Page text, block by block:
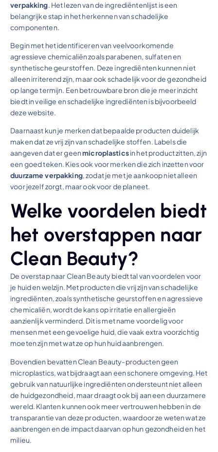
verpakking. Het lezen van de ingrediëntenlijst is een
belangrijke stap in het herkennen van schadelijke
componenten.
Begin met het identificeren van veelvoorkomende
agressieve chemicaliën zoals parabenen, sulfaten en
synthetische geurstoffen. Deze ingrediënten kunnen niet
alleen irriterend zijn, maar ook schadelijk voor de gezondheid
op lange termijn. Een betrouwbare bron die je meer inzicht
biedt in veilige en schadelijke ingrediënten is bijvoorbeeld
deze website.
Daarnaast kun je merken dat bepaalde producten duidelijk
maken dat ze vrij zijn van schadelijke stoffen. Labels die
aangeven dat er geenmicroplasticsin het product zitten, zijn
een goed teken. Kies ook voor merken die zich inzetten voor
duurzame verpakking, zodat je met je aankoop niet alleen
voor jezelf zorgt, maar ook voor de planeet.
Welke voordelen biedt
het overstappen naar
Clean Beauty?
De overstap naar Clean Beauty biedt tal van voordelen voor
je huid en welzijn. Met producten die vrij zijn van schadelijke
ingrediënten, zoals synthetische geurstoffen en agressieve
chemicaliën, wordt de kans op irritatie en allergieën
aanzienlijk verminderd. Dit is met name voordelig voor
mensen met een gevoelige huid, die vaak extra voorzichtig
moeten zijn met wat ze op hun huid aanbrengen.
Bovendien bevatten Clean Beauty-producten geen
microplastics, wat bijdraagt aan een schonere omgeving. Het
gebruik van natuurlijke ingrediënten ondersteunt niet alleen
de huidgezondheid, maar draagt ook bij aan een duurzamere
wereld. Klanten kunnen ook meer vertrouwen hebben in de
transparantie van deze producten, waardoor ze weten wat ze
aanbrengen en de impact daarvan op hun gezondheid en het
milieu.